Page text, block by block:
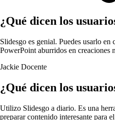
¿Qué dicen los
Slidesgo es genial. Puedes usarlo en
PowerPoint aburridos en creaciones
Jackie Docente
¿Qué dicen los
Utilizo Slidesgo a diario. Es una
preparar contenido interesante para